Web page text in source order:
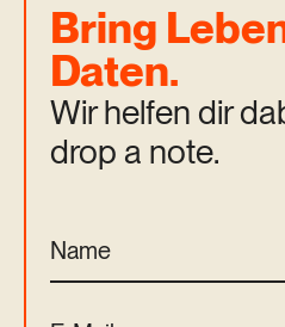
Bring
Daten.
Wir helfen dir
drop a note.